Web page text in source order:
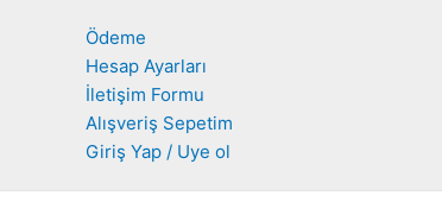
Ödeme
Hesap Ayarları
İletişim Formu
Alışveriş Sepetim
Giriş Yap / Uye ol